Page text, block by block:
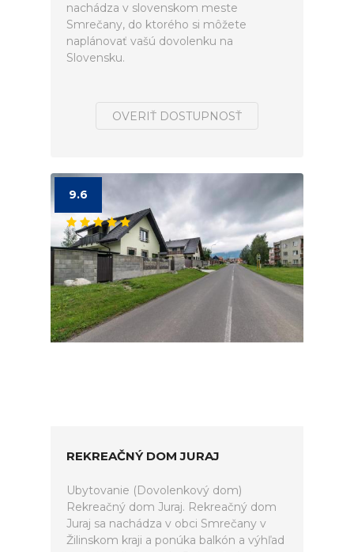
nachádza v slovenskom meste
Smrečany, do ktorého si môžete
naplánovať vašú dovolenku na
Slovensku.
OVERIŤ DOSTUPNOSŤ
9.6
REKREAČNÝ DOM JURAJ
Ubytovanie (Dovolenkový dom)
Rekreačný dom Juraj. Rekreačný dom
Juraj sa nachádza v obci Smrečany v
Žilinskom kraji a ponúka balkón a výhľad